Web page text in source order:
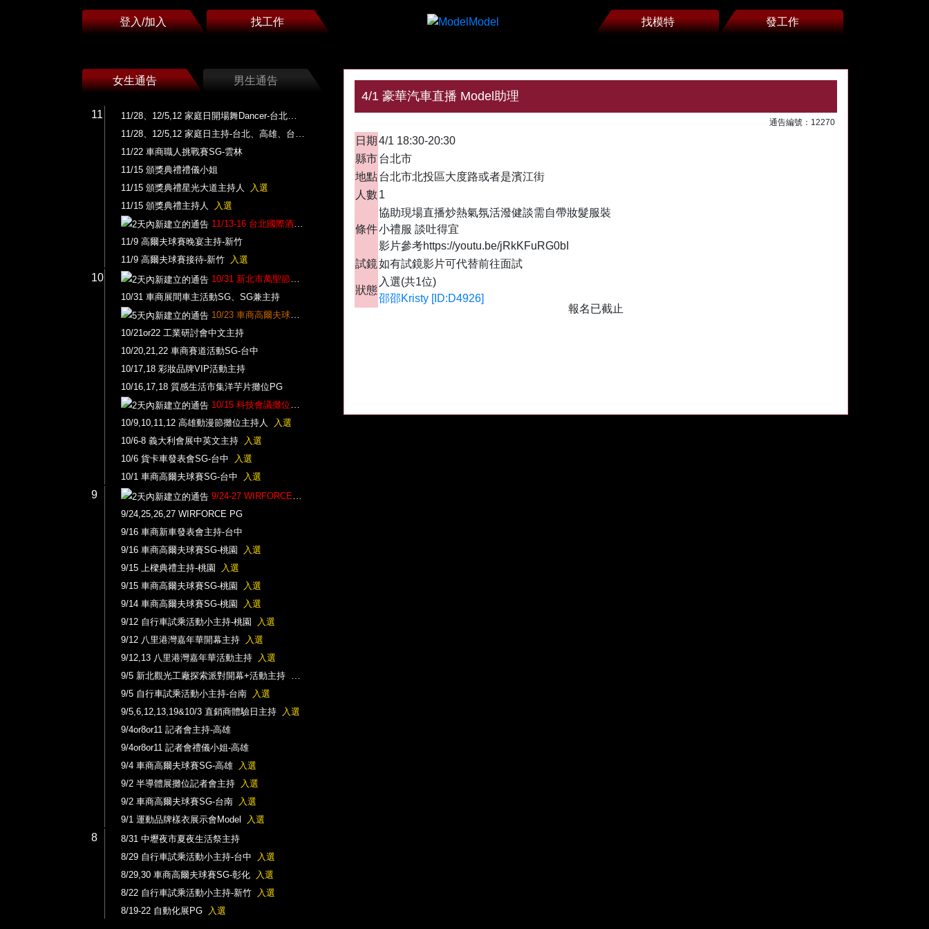
登入/加入 找工作 找模特 發工作
女生通告 男生通告
11
11/22 車商職人挑戰賽SG-雲林
11/15 頒獎典禮禮儀小姐
11/15 頒獎典禮星光大道主持人
入選
11/15 頒獎典禮主持人
入選
11/13-16 台北國際酒展攤位PG
11/9 高爾夫球賽晚宴主持-新竹
11/9 高爾夫球賽接待-新竹
入選
10
10/31 新北市萬聖節活動主持人
10/31 車商展間車主活動SG、SG兼主持
10/23 車商高爾夫球賽接待
10/21or22 工業研討會中文主持
10/20,21,22 車商賽道活動SG-台中
10/17,18 彩妝品牌VIP活動主持
10/16,17,18 質感生活市集洋芋片攤位PG
10/15 科技會議攤位PG兼主持
10/9,10,11,12 高雄動漫節攤位主持人
入選
10/6-8 義大利會展中英文主持
入選
10/6 貨卡車發表會SG-台中
入選
10/1 車商高爾夫球賽SG-台中
入選
9
9/24-27 WIRFORCE攤位主持
9/24,25,26,27 WIRFORCE PG
9/16 車商新車發表會主持-台中
9/16 車商高爾夫球賽SG-桃園
入選
9/15 上樑典禮主持-桃園
入選
9/15 車商高爾夫球賽SG-桃園
入選
9/14 車商高爾夫球賽SG-桃園
入選
9/12 自行車試乘活動小主持-桃園
入選
9/12 八里港灣嘉年華開幕主持
入選
9/12,13 八里港灣嘉年華活動主持
入選
入選
9/5 自行車試乘活動小主持-台南
入選
9/5,6,12,13,19&10/3 直銷商體驗日主持
入選
9/4or8or11 記者會主持-高雄
9/4or8or11 記者會禮儀小姐-高雄
9/4 車商高爾夫球賽SG-高雄
入選
9/2 半導體展攤位記者會主持
入選
9/2 車商高爾夫球賽SG-台南
入選
9/1 運動品牌樣衣展示會Model
入選
8
8/31 中壢夜市夏夜生活祭主持
8/29 自行車試乘活動小主持-台中
入選
8/29,30 車商高爾夫球賽SG-彰化
入選
8/22 自行車試乘活動小主持-新竹
入選
8/19-22 自動化展PG
入選
4/1 豪華汽車直播 Model助理
通告編號：12270
日期 4/1 18:30-20:30
縣市台北市
地點台北市北投區大度路或者是濱江街
人數 1
條件
協助現場直播炒熱氣氛活潑健談需自帶妝髮服裝
小禮服 談吐得宜
影片參考https://youtu.be/jRkKFuRG0bI
試鏡如有試鏡影片可代替前往面試
狀態
入選(共1位)
邵邵Kristy [ID:D4926]
報名已截止